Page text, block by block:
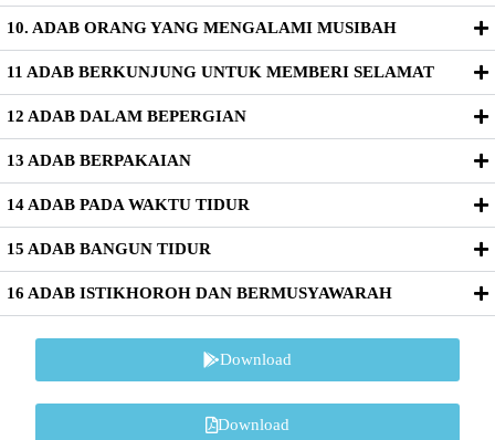
10. ADAB ORANG YANG MENGALAMI MUSIBAH
11 ADAB BERKUNJUNG UNTUK MEMBERI SELAMAT
12 ADAB DALAM BEPERGIAN
13 ADAB BERPAKAIAN
14 ADAB PADA WAKTU TIDUR
15 ADAB BANGUN TIDUR
16 ADAB ISTIKHOROH DAN BERMUSYAWARAH
Download
Download